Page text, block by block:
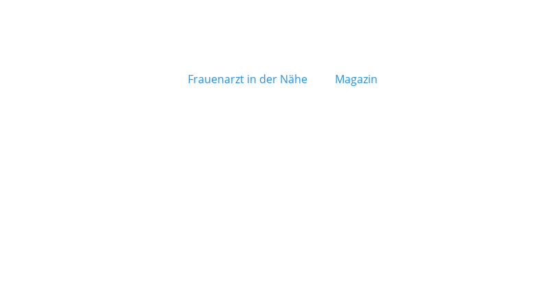
Frauenarzt in der Nähe Magazin